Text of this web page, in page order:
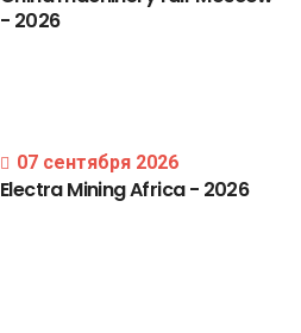
- 2026
07 сентября 2026
ElectraMiningAfrica- 2026